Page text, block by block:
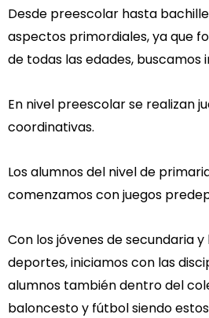
Desde preescolar hasta
aspectos primordiales, ya que
de todas las edades,
En nivel preescolar se realizan
coordinativas.
Los alumnos del nivel de
comenzamos con juegos
Con los jóvenes de secundaria
deportes, iniciamos con las
alumnos también dentro del
baloncesto y fútbol siendo